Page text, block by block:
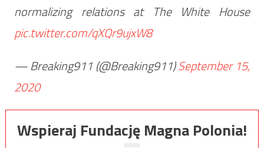
normalizing relations at The White House
pic.twitter.com/qXQr9ujxW8
— Breaking911 (@Breaking911)September 15,
2020
Wspieraj Fundację Magna Polonia!